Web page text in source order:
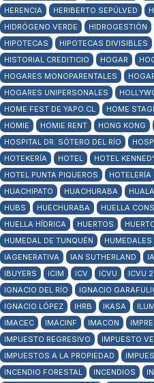
HERENCIA
HERIBERTO SEPÚLVED
HIDRÓGENO VERDE
HIDROGESTIÓN
HIPOTECAS
HIPOTECAS DIVISIBLES
HISTORIAL CREDITICIO
HOGAR
HOGARES MONOPARENTALES
HOGARES UNIPERSONALES
HOME FEST DE YAPO.CL
HOME
HOMIE
HOMIE RENT HONG KONG
HOSPITAL DR. SÓTERO DEL RÍO
HOTEKERÍA
HOTEL HOTEL
HOTEL PUNTA PIQUEROS
HOTELERÍA
HUACHIPATO
HUACHURABA
HUBS
HUECHURABA HUELLA
HUELLA HÍDRICA
HUERTOS
HUMEDAL DE TUNQUÉN
HUMEDALES
IAGENERATIVA
IAN SUTHERLAND
IBUYERS
ICIM ICV ICVU ICVU
IGNACIO DEL RÍO
IGNACIO
IGNACIO LÓPEZ
IHRB IKASA
IMACEC
IMACINF IMACON
IMPUESTO REGRESIVO
IMPUESTO
IMPUESTOS A LA PROPIEDAD
INCENDIO FORESTAL
INCENDIOS